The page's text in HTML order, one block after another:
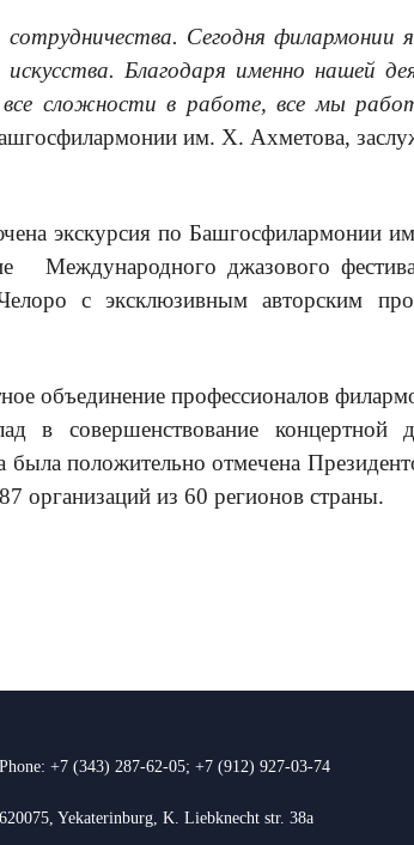
сотрудничества. Сегодня филармонии
Благодаря именно нашей
сложности в работе,всемы
им. Х. Ахметова,
экскурсия по Башгосфилармонии
Международного джазового
с эксклюзивным авторским
объединение профессионалов
в совершенствование концертной
была положительно отмечена
из 60 регионов страны.
Phone: +7 (343) 287-62-05; +7 (912) 927-03-74
620075, Yekaterinburg, K. Liebknecht str. 38a